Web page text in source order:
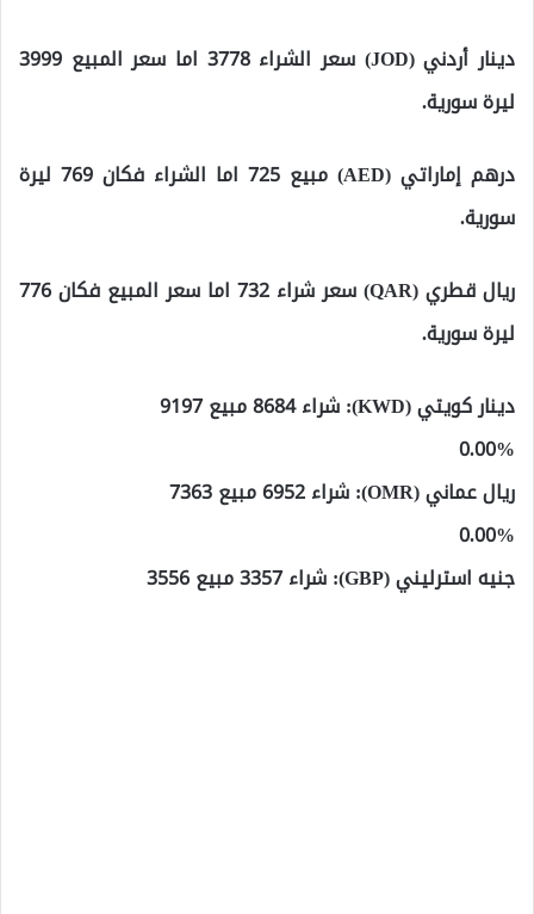
دينار أردني (JOD) سعر الشراء 3778 اما سعر المبيع 3999
ليرة سورية.
درهم إماراتي (AED) مبيع 725 اما الشراء فكان 769 ليرة
سورية.
ريال قطري (QAR) سعر شراء 732 اما سعر المبيع فكان 776
ليرة سورية.
دينار كويتي (KWD): شراء 8684 مبيع 9197
0.00%
ريال عماني (OMR): شراء 6952 مبيع 7363
0.00%
جنيه استرليني (GBP): شراء 3357 مبيع 3556